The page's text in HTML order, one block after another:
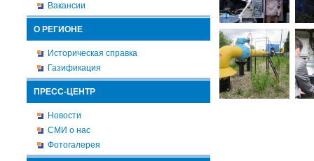
Вакансии
О РЕГИОНЕ
Историческая справка
Газификация
ПРЕСС-ЦЕНТР
Новости
СМИ о нас
Фотогалерея